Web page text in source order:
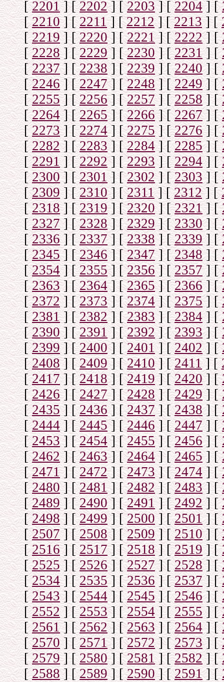
[2201] [2202] [2203] [2204] [
[2210] [2211] [2212] [2213] [
[2219] [2220] [2221] [2222] [
[2228] [2229] [2230 ] [2231] [
[2237] [2238] [2239] [2240] [
[2246] [2247] [2248] [2249] [
[2255] [2256] [2257] [2258] [
[2264] [2265] [2266] [2267] [
[2273] [2274] [2275] [2276] [
[2282] [2283] [2284] [2285] [
[2291] [2292] [2293] [2294] [
[2300] [2301] [2302] [2303] [
[2309] [2310] [2311] [2312] [
[2318] [2319] [2320] [2321] [
[2327] [2328] [2329] [2330] [
[2336] [2337] [2338 ] [2339] [
[2345] [2346] [2347] [2348] [
[2354] [2355] [2356] [2357] [
[2363] [2364] [2365] [2366] [
[2372] [2373] [2374] [2375] [
[2381] [2382] [2383 ] [2384] [
[2390] [2391] [2392] [2393] [
[2399] [2400] [2401] [2402] [
[2408] [2409] [2410] [2411] [
[2417] [2418] [2419] [2420] [
[2426] [2427] [2428] [2429] [
[2435] [2436] [2437] [2438] [
[2444] [2445] [2446 ] [2447] [
[2453] [2454] [2455] [2456] [
[2462] [2463] [2464] [2465] [
[2471] [2472] [2473] [2474] [
[2480] [2481] [2482] [2483] [
[2489] [2490] [2491 ] [2492] [
[2498] [2499] [2500] [2501] [
[2507] [2508] [2509] [2510] [
[2516] [2517] [2518] [2519] [
[2525] [2526] [2527] [2528] [
[2534] [2535] [2536] [2537] [
[2543] [2544] [2545] [2546] [
[2552] [2553] [2554] [2555] [
[2561] [2562] [2563] [2564] [
[2570] [2571] [2572] [2573] [
[ 2579] [2580] [2581] [2582] [
[2588] [2589] [2590] [2591] [